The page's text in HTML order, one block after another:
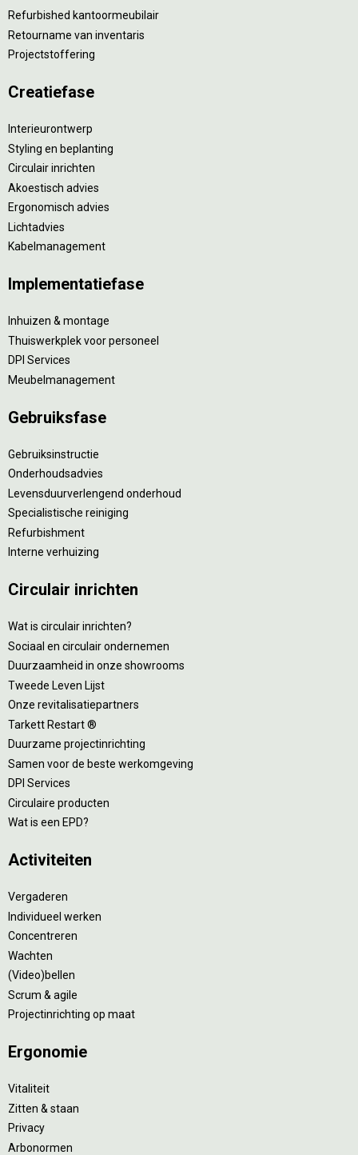
Refurbished kantoormeubilair
Retourname van inventaris
Projectstoffering
Creatiefase
Interieurontwerp
Styling en beplanting
Circulair inrichten
Akoestisch advies
Ergonomisch advies
Lichtadvies
Kabelmanagement
Implementatiefase
Inhuizen & montage
Thuiswerkplek voor personeel
DPI Services
Meubelmanagement
Gebruiksfase
Gebruiksinstructie
Onderhoudsadvies
Levensduurverlengend onderhoud
Specialistische reiniging
Refurbishment
Interne verhuizing
Circulair inrichten
Wat is circulair inrichten?
Sociaal en circulair ondernemen
Duurzaamheid in onze showrooms
Tweede Leven Lijst
Onze revitalisatiepartners
Tarkett Restart ®
Duurzame projectinrichting
Samen voor de beste werkomgeving
DPI Services
Circulaire producten
Wat is een EPD?
Activiteiten
Vergaderen
Individueel werken
Concentreren
Wachten
(Video)bellen
Scrum & agile
Projectinrichting op maat
Ergonomie
Vitaliteit
Zitten & staan
Privacy
Arbonormen